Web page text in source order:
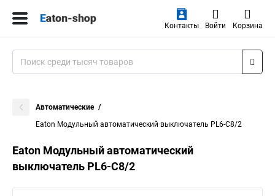
Контакты Войти Корзина
Автоматические
Eaton Модульный автоматический выключатель PL6-C8/2
Eaton Модульный автоматический
выключатель PL6-C8/2